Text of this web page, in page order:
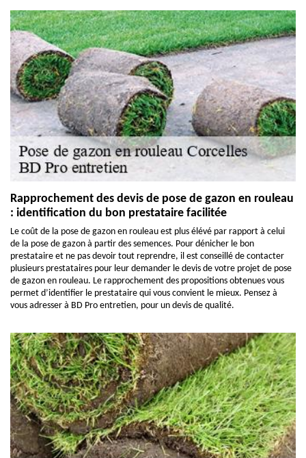
Rapprochement des devis de pose de gazon en rouleau
: identification du bon prestataire facilitée
Le coût de la pose de gazon en rouleau est plus élévé par rapport à celui
de la pose de gazon à partir des semences. Pour dénicher le bon
prestataire et ne pas devoir tout reprendre, il est conseillé de contacter
plusieurs prestataires pour leur demander le devis de votre projet de pose
de gazon en rouleau. Le rapprochement des propositions obtenues vous
permet d’identifier le prestataire qui vous convient le mieux. Pensez à
vous adresser à BD Pro entretien, pour un devis de qualité.